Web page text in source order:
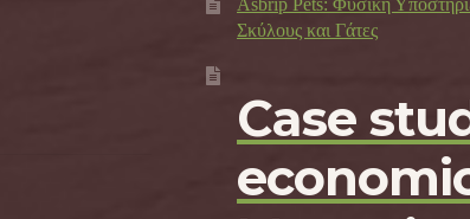
Σκύλους και Γάτες
Case